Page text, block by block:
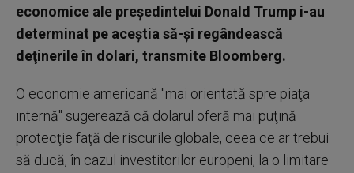
economice ale preşedintelui Donald Trump i-au
determinat pe aceştia să-şi regândească
deţinerile în dolari, transmite Bloomberg.
O economie americană "mai orientată spre piaţa
internă" sugerează că dolarul oferă mai puţină
protecţie faţă de riscurile globale, ceea ce ar trebui
să ducă, în cazul investitorilor europeni, la o limitare